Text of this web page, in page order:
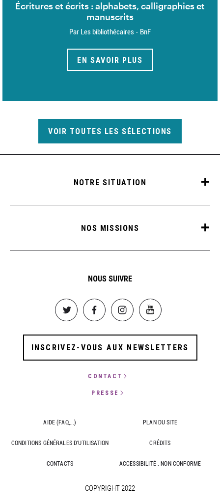
Écritures et écrits : alphabets, calligraphies et
manuscrits
Par Les bibliothécaires - BnF
EN SAVOIR PLUS
VOIR TOUTES LES SÉLECTIONS
NOTRE SITUATION
NOS MISSIONS
NOUS SUIVRE
Image Image Image Image
INSCRIVEZ-VOUS AUX NEWSLETTERS
CONTACT
PRESSE
AIDE (FAQ,...) PLAN DU SITE
CONDITIONS GÉNÉRALES D'UTILISATION CRÉDITS
CONTACTS ACCESSIBILITÉ : NON CONFORME
COPYRIGHT 2022